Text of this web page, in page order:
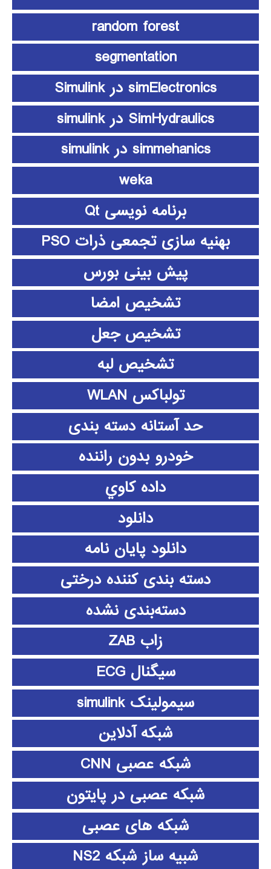
random forest
segmentation
simElectronics در Simulink
SimHydraulics در simulink
simmehanics در simulink
weka
برنامه نویسی Qt
بهنیه سازی تجمعی ذرات PSO
پیش بینی بورس
تشخیص امضا
تشخیص جعل
تشخیص لبه
تولباکس WLAN
حد آستانه دسته بندی
خودرو بدون راننده
داده كاوي
دانلود
دانلود پايان نامه
دسته بندی کننده درختی
دسته‌بندی نشده
زاب ZAB
سیگنال ECG
سیمولینک simulink
شبکه آدلاین
شبکه عصبی CNN
شبکه عصبی در پایتون
شبکه های عصبی
شبیه ساز شبکه NS2